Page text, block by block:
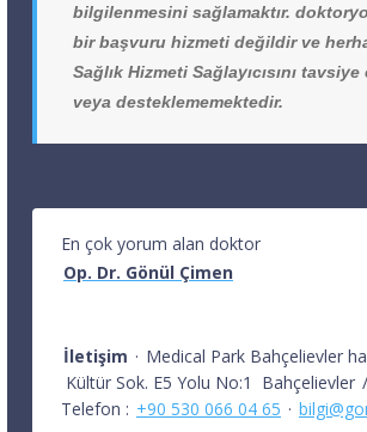
bilgilenmesini sağlamaktır.
bir başvuru hizmeti değildir ve
Sağlık Hizmeti Sağlayıcısını
veya desteklememektedir.
En çok yorum alan doktor
Op. Dr. Gönül Çimen
İletişim · Medical Park Bahçelievler
Kültür Sok. E5 Yolu No:1
Bahçelievler /
Telefon : +90 530 066 04 65 ·